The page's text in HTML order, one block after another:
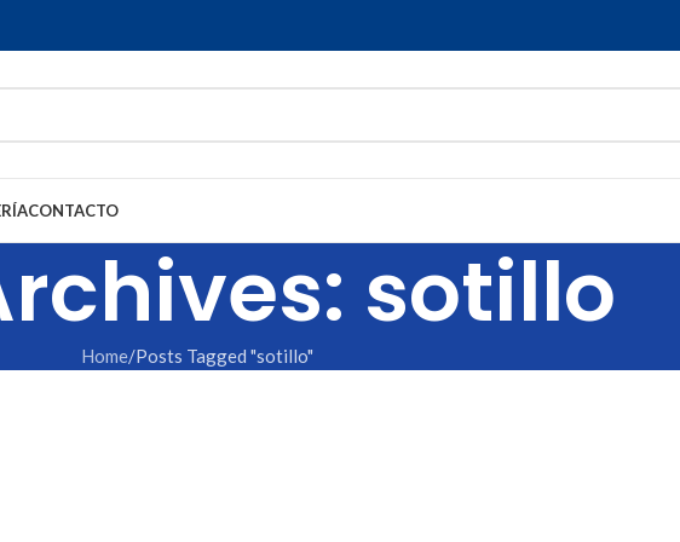
CONTACTO
sotillo
Home Posts Tagged "sotillo"